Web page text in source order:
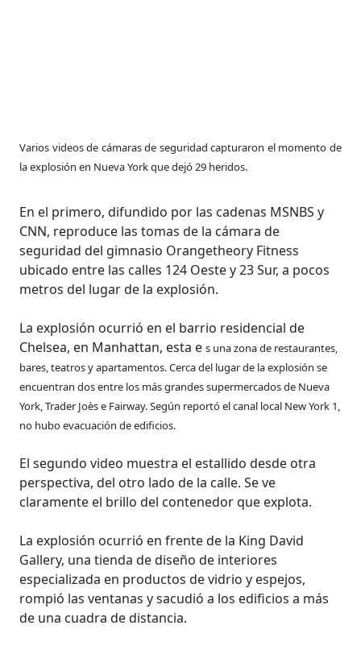
Varios videos de cámaras de seguridad capturaron el momento de
la explosión en Nueva York que dejó 29 heridos.
En el primero, difundido por las cadenas MSNBS y
CNN, reproduce las tomas de la cámara de
seguridad del gimnasio Orangetheory Fitness
ubicado entre las calles 124 Oeste y 23 Sur, a pocos
metros del lugar de la explosión.
La explosión ocurrió en el barrio residencial de
Chelsea, en Manhattan, esta es una zona de restaurantes,
bares, teatros y apartamentos. Cerca del lugar de la explosión se
encuentran dos entre los más grandes supermercados de Nueva
York, Trader Joès e Fairway. Según reportó el canal local New York 1,
no hubo evacuación de edificios.
El segundo video muestra el estallido desde otra
perspectiva, del otro lado de la calle. Se ve
claramente el brillo del contenedor que explota.
La explosión ocurrió en frente de la King David
Gallery, una tienda de diseño de interiores
especializada en productos de vidrio y espejos,
rompió las ventanas y sacudió a los edificios a más
de una cuadra de distancia.